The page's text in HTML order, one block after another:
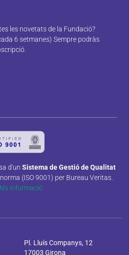
les novetats de la Fundació?
6 setmanes) Sempre podràs
d'un Sistema de Gestió de Qualitat
(ISO 9001) per Bureau Veritas.
informació
Pl. Lluís Companys, 12
17003 Girona